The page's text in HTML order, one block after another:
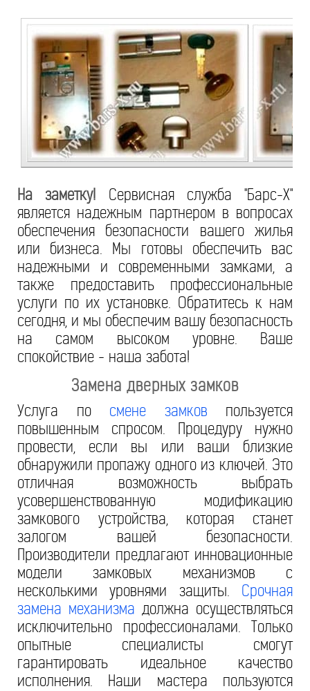
На заметку! Сервисная служба "Барс-Х"
является надежным партнером в вопросах
обеспечения безопасности вашего жилья
или бизнеса. Мы готовы обеспечить вас
надежными и современными замками, а
также предоставить профессиональные
услуги по их установке. Обратитесь к нам
сегодня, и мы обеспечим вашу безопасность
на самом высоком уровне. Ваше
спокойствие - наша забота!
Замена дверных замков
Услуга по смене замков пользуется
повышенным спросом. Процедуру нужно
провести, если вы или ваши близкие
обнаружили пропажу одного из ключей. Это
отличная возможность выбрать
усовершенствованную модификацию
замкового устройства, которая станет
залогом вашей безопасности.
Производители предлагают инновационные
модели замковых механизмов с
несколькими уровнями защиты. Срочная
замена механизма должна осуществляться
исключительно профессионалами. Только
опытные специалисты смогут
гарантировать идеальное качество
исполнения. Наши мастера пользуются